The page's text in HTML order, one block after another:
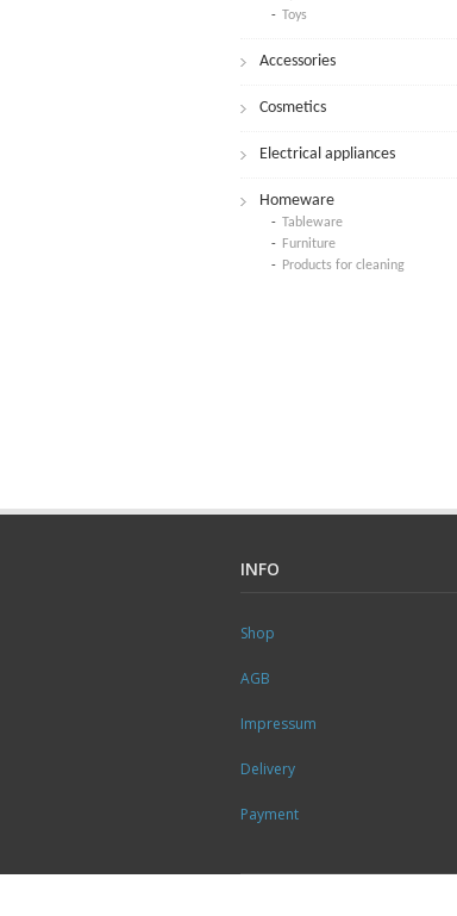
Toys
Accessories
Cosmetics
Electrical appliances
Homeware
Tableware
Furniture
Products for cleaning
INFO
Shop
AGB
Impressum
Delivery
Payment